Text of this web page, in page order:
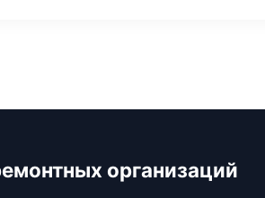
организаций